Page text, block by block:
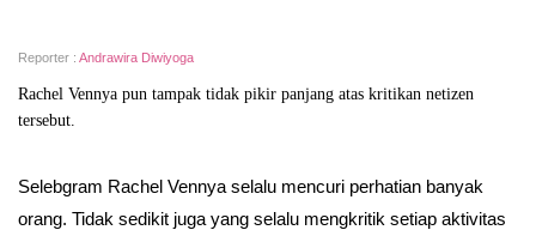
Reporter : Andrawira Diwiyoga
Rachel Vennya pun tampak tidak pikir panjang atas kritikan netizen
tersebut.
Selebgram Rachel Vennya selalu mencuri perhatian banyak
orang. Tidak sedikit juga yang selalu mengkritik setiap aktivitas